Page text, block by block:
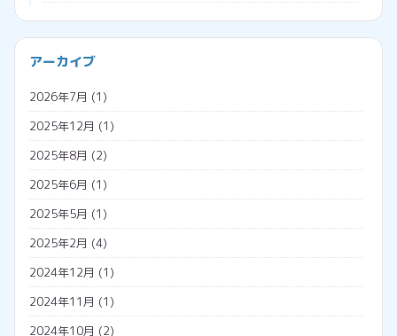
ブラウザ
メタバース
広告収入
会社経営
勤怠管理システム
名義変更
税金
調査票
外国人雇用
外国人の年金
外国人の雇用方法
技人国
アーカイブ
2026年7月 (1)
2025年12月 (1)
2025年8月 (2)
2025年6月 (1)
2025年5月 (1)
2025年2月 (4)
2024年12月 (1)
2024年11月 (1)
2024年10月 (2)